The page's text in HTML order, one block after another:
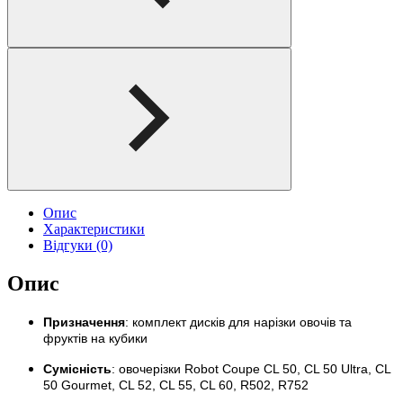
Опис
Характеристики
Відгуки (0)
Опис
Призначення: комплект дисків для нарізки овочів та
фруктів на кубики
Сумісність: овочерізки Robot Coupe CL 50, CL 50 Ultra, CL
50 Gourmet, CL 52, CL 55, CL 60, R502, R752